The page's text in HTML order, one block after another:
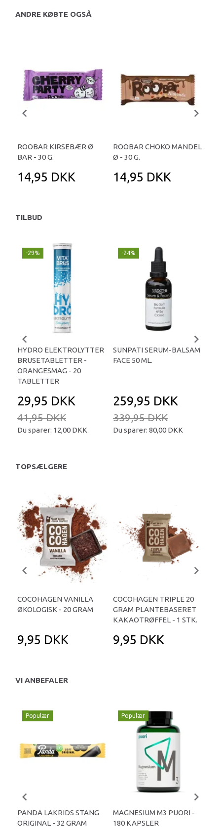
ANDRE KØBTE OGSÅ
ROOBAR KIRSEBÆR Ø
BAR - 30 G.
14,95 DKK
ROOBAR CHOKO MANDEL
Ø - 30 G.
14,95 DKK
TILBUD
-29%
HYDRO ELEKTROLYTTER
BRUSETABLETTER -
ORANGESMAG - 20
TABLETTER
29,95 DKK
41,95 DKK
Du sparer: 12,00 DKK
-24%
SUNPATI SERUM-BALSAM
FACE 50 ML.
259,95 DKK
339,95 DKK
Du sparer: 80,00 DKK
TOPSÆLGERE
COCOHAGEN VANILLA
ØKOLOGISK - 20 GRAM
9,95 DKK
COCOHAGEN TRIPLE 20
GRAM PLANTEBASERET
KAKAOTRØFFEL - 1 STK.
9,95 DKK
VI ANBEFALER
Populær
PANDA LAKRIDS STANG
ORIGINAL - 32 GRAM
Populær
MAGNESIUM M3 PUORI -
180 KAPSLER